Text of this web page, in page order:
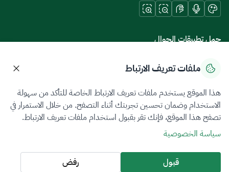
حمل تطبيقات الجوال
سياسة الخصوصيةشروط الاستخدامخريطة الموقع
جميع الحقوق محفوظة 2026 © ZATCA.GOV.SA
تم تطويره وصيانته بواسطة هيئة الزكاة والضريبة والجمارك
آخر تحديث للموقع في
ملفات تعريف الارتباط
هذا الموقع يستخدم ملفات تعريف الارتباط الخاصة للتأكد من سهولة
الاستخدام وضمان تحسين تجربتك أثناء التصفح. من خلال الاستمرار في
تصفح هذا الموقع، فإنك تقر بقبول استخدام ملفات تعريف الارتباط.
سياسة الخصوصية
قبول رفض